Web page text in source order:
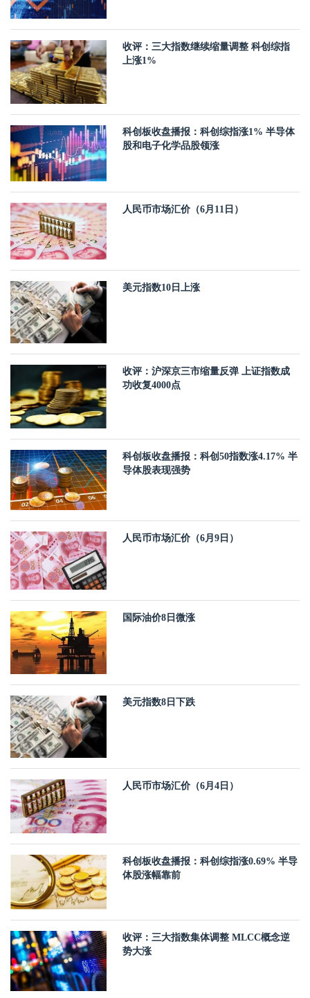
收评：三大指数继续缩量调整 科创综指
上涨1%
科创板收盘播报：科创综指涨1% 半导体
股和电子化学品股领涨
人民币市场汇价（6月11日）
美元指数10日上涨
收评：沪深京三市缩量反弹 上证指数成
功收复4000点
科创板收盘播报：科创50指数涨4.17% 半
导体股表现强势
人民币市场汇价（6月9日）
国际油价8日微涨
美元指数8日下跌
人民币市场汇价（6月4日）
科创板收盘播报：科创综指涨0.69% 半导
体股涨幅靠前
收评：三大指数集体调整 MLCC概念逆
势大涨